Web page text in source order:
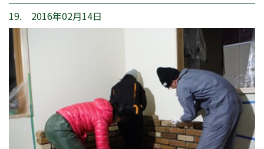
19. 2016年02月14日